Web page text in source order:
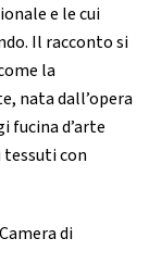
e le cui
Il racconto si
la
nata dall’opera
fucina d’arte
tessuti con
di